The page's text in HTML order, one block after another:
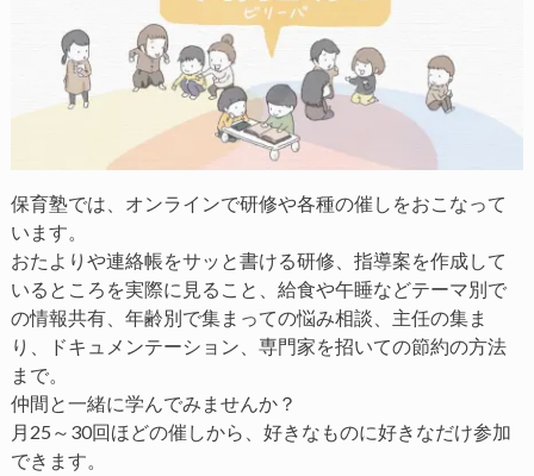
保育塾では、オンラインで研修や各種の催しをおこなって
います。
おたよりや連絡帳をサッと書ける研修、指導案を作成して
いるところを実際に見ること、給食や午睡などテーマ別で
の情報共有、年齢別で集まっての悩み相談、主任の集ま
り、ドキュメンテーション、専門家を招いての節約の方法
まで。
仲間と一緒に学んでみませんか？
月25～30回ほどの催しから、好きなものに好きなだけ参加
できます。